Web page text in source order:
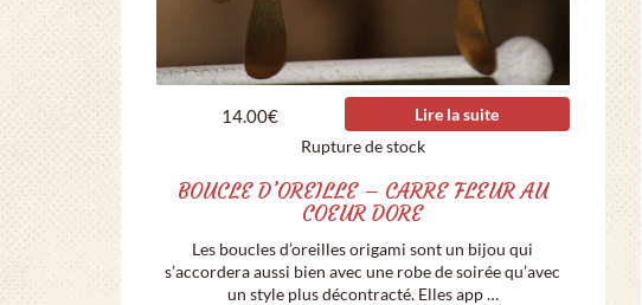
14.00€
Lire la suite
Rupture de stock
BOUCLE D’OREILLE – CARRE FLEUR AU
COEUR DORE
Les boucles d’oreilles origami sont un bijou qui
s’accordera aussi bien avec une robe de soirée qu’avec
un style plus décontracté. Elles app …